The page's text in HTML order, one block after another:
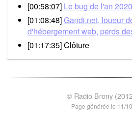
[00:58:07] Le bug de l'an 2020
[01:08:48]Gandi.net, loueur
d'hébergement web, perds
[01:17:35] Clôture
© Radio Brony
Page générée le 11/